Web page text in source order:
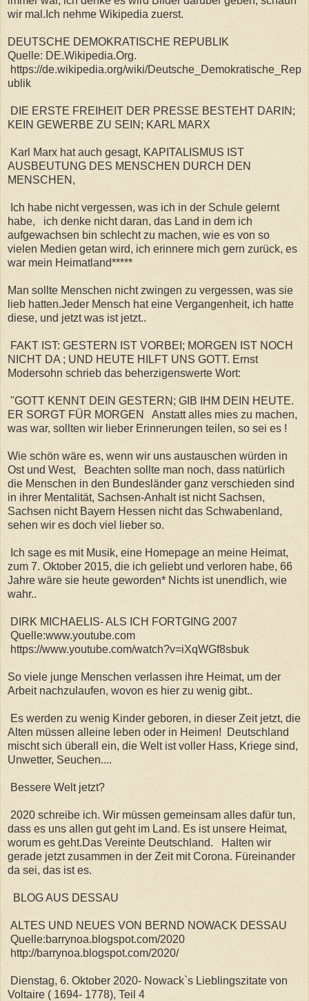
wir mal.Ich nehme Wikipedia zuerst.
DEUTSCHE DEMOKRATISCHE REPUBLIK
Quelle: DE.Wikipedia.Org.
https://de.wikipedia.org/wiki/Deutsche_Demokratische_Rep
ublik
DIE ERSTE FREIHEIT DER PRESSE BESTEHT DARIN;
KEIN GEWERBE ZU SEIN; KARL MARX
Karl Marx hat auch gesagt, KAPITALISMUS IST
AUSBEUTUNG DES MENSCHEN DURCH DEN
MENSCHEN,
Ich habe nicht vergessen, was ich in der Schule gelernt
habe, ich denke nicht daran, das Land in dem ich
aufgewachsen bin schlecht zu machen, wie es von so
vielen Medien getan wird, ich erinnere mich gern zurück, es
war mein Heimatland*****
Man sollte Menschen nicht zwingen zu vergessen, was sie
lieb hatten.Jeder Mensch hat eine Vergangenheit, ich hatte
diese, und jetzt was ist jetzt..
FAKT IST: GESTERN IST VORBEI; MORGEN IST NOCH
NICHT DA ; UND HEUTE HILFT UNS GOTT. Ernst
Modersohn schrieb das beherzigenswerte Wort:
"GOTT KENNT DEIN GESTERN; GIB IHM DEIN HEUTE.
ER SORGT FÜR MORGEN Anstatt alles mies zu machen,
was war, sollten wir lieber Erinnerungen teilen, so sei es !
Wie schön wäre es, wenn wir uns austauschen würden in
Ost und West, Beachten sollte man noch, dass natürlich
die Menschen in den Bundesländer ganz verschieden sind
in ihrer Mentalität, Sachsen-Anhalt ist nicht Sachsen,
Sachsen nicht Bayern Hessen nicht das Schwabenland,
sehen wir es doch viel lieber so.
Ich sage es mit Musik, eine Homepage an meine Heimat,
zum 7. Oktober 2015, die ich geliebt und verloren habe, 66
Jahre wäre sie heute geworden* Nichts ist unendlich, wie
wahr..
DIRK MICHAELIS- ALS ICH FORTGING 2007
Quelle:www.youtube.com
https://www.youtube.com/watch?v=iXqWGf8sbuk
So viele junge Menschen verlassen ihre Heimat, um der
Arbeit nachzulaufen, wovon es hier zu wenig gibt..
Es werden zu wenig Kinder geboren, in dieser Zeit jetzt, die
Alten müssen alleine leben oder in Heimen! Deutschland
mischt sich überall ein, die Welt ist voller Hass, Kriege sind,
Unwetter, Seuchen....
Bessere Welt jetzt?
2020 schreibe ich. Wir müssen gemeinsam alles dafür tun,
dass es uns allen gut geht im Land. Es ist unsere Heimat,
worum es geht.Das Vereinte Deutschland. Halten wir
gerade jetzt zusammen in der Zeit mit Corona. Füreinander
da sei, das ist es.
BLOG AUS DESSAU
ALTES UND NEUES VON BERND NOWACK DESSAU
Quelle:barrynoa.blogspot.com/2020
http://barrynoa.blogspot.com/2020/
Dienstag, 6. Oktober 2020- Nowack`s Lieblingszitate von
Voltaire ( 1694- 1778), Teil 4